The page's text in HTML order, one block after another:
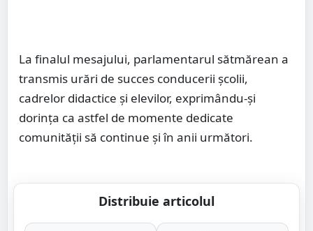
La finalul mesajului, parlamentarul sătmărean a
transmis urări de succes conducerii școlii,
cadrelor didactice și elevilor, exprimându-și
dorința ca astfel de momente dedicate
comunității să continue și în anii următori.
Distribuie articolul